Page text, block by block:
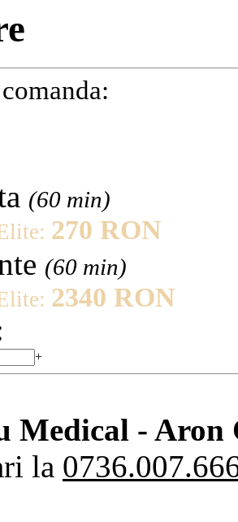
(60 min)
270 RON
(60 min)
2340 RON
+
Medical - Aron
la